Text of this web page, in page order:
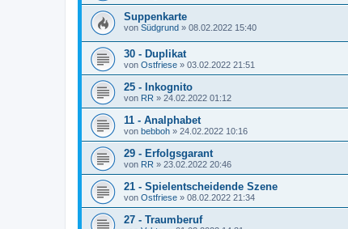
Suppenkarte
von Südgrund » 08.02.2022 15:40
30 - Duplikat
von Ostfriese » 03.02.2022 21:51
25 - Inkognito
von RR » 24.02.2022 01:12
11 - Analphabet
von bebboh » 24.02.2022 10:16
29 - Erfolgsgarant
von RR » 23.02.2022 20:46
21 - Spielentscheidende Szene
von Ostfriese » 08.02.2022 21:34
27 - Traumberuf